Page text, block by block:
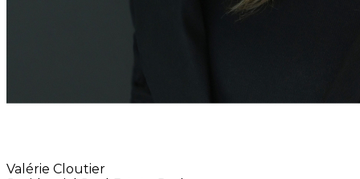
Valérie Cloutier